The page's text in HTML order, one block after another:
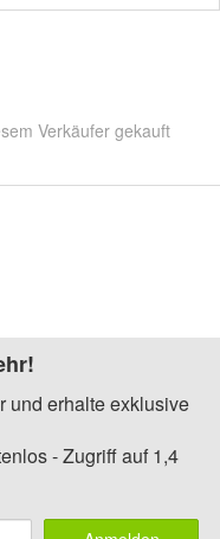
Verkäufer gekauft
und erhalte exklusive
- Zugriff auf 1,4